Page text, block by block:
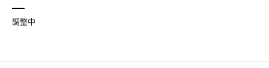
調整中